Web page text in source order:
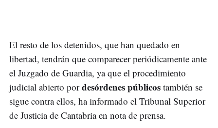
El resto de los detenidos, que han quedado en
libertad, tendrán que comparecer periódicamente ante
el Juzgado de Guardia, ya que el procedimiento
judicial abierto pordesórdenes públicos también se
sigue contra ellos, ha informado el Tribunal Superior
de Justicia de Cantabria en nota de prensa.